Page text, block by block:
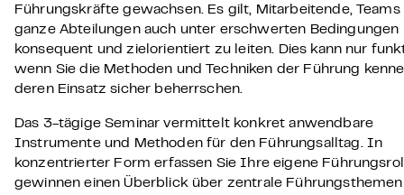
Führungskräfte gewachsen. Es gilt, Mitarbeitende, Teams
ganze Abteilungen auch unter erschwerten Bedingungen
konsequent und zielorientiert zu leiten. Dies kann nur
wenn Sie die Methoden und Techniken der Führung
deren Einsatz sicher beherrschen.
Das 3-tägige Seminar vermittelt konkret anwendbare
Instrumente und Methoden für den Führungsalltag. In
konzentrierter Form erfassen Sie Ihre eigene
gewinnen einen Überblick über zentrale